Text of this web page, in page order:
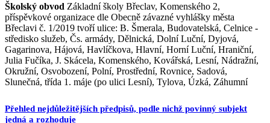
Školský obvod Základní školy Břeclav, Komenského 2,
příspěvkové organizace dle Obecně závazné vyhlášky města
Břeclavi č. 1/2019 tvoří ulice: B. Šmerala, Budovatelská, Celnice -
středisko služeb, Čs. armády, Dělnická, Dolní Luční, Dyjová,
Gagarinova, Hájová, Havlíčkova, Hlavní, Horní Luční, Hraniční,
Julia Fučíka, J. Skácela, Komenského, Kovářská, Lesní, Nádražní,
Okružní, Osvobození, Polní, Prostřední, Rovnice, Sadová,
Slunečná, třída 1. máje (po ulici Lesní), Tylova, Úzká, Záhumní
Přehled nejdůležitějších předpisů, podle nichž povinný subjekt
jedná a rozhoduje